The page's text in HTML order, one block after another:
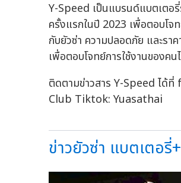
Y-Speed เป็นแบรนด์แบตเตอ
ครั้งแรกในปี 2023 เพื่อตอบโจ
กับยัวซ่า ความปลอดภัย และรา
เพื่อตอบโจทย์การใช้งานของค
ติดตามข่าวสาร Y-Speed ได้
Club Tiktok: Yuasathai
ข่าวยัวซ่า แบตเตอ